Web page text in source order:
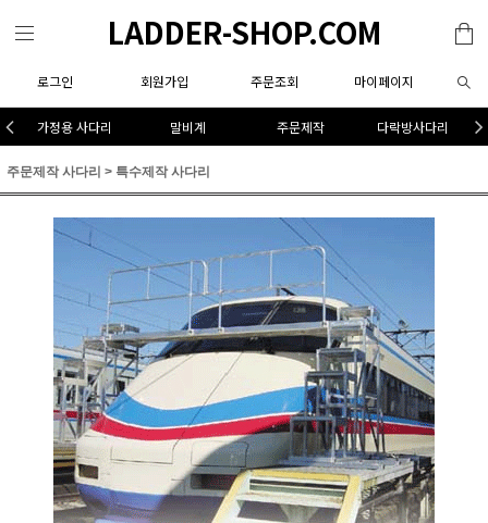
LADDER-SHOP.COM
로그인 회원가입 주문조회 마이페이지
가정용 사다리 말비계 주문제작 다락방사다리
주문제작 사다리 > 특수제작 사다리